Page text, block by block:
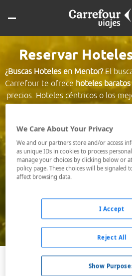
Reservar
¿Buscas Hoteles en Mentor?El
Carrefour te ofrece hoteles
precios. Hoteles céntricos o los
que busques nosotros te lo
Destino *
Fechas *
10/08/2026 - 11/08/2026
Buscar
VER TODOS LOS HOTELES
We Care About Your Privacy
We and our partners store and/or access
as unique IDs in cookies to process
manage your choices by clicking below or
policy page. These choices will be
affect browsing data.
Show
Reject All
I Accept